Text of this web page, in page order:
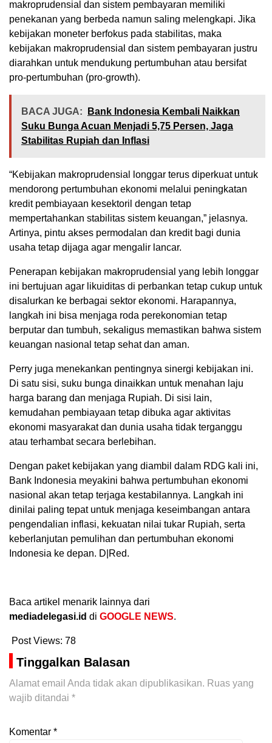
makroprudensial dan sistem pembayaran memiliki
penekanan yang berbeda namun saling melengkapi. Jika
kebijakan moneter berfokus pada stabilitas, maka
kebijakan makroprudensial dan sistem pembayaran justru
diarahkan untuk mendukung pertumbuhan atau bersifat
pro-pertumbuhan (pro-growth).
BACA JUGA:
Bank Indonesia Kembali Naikkan
Suku Bunga Acuan Menjadi 5,75 Persen, Jaga
Stabilitas Rupiah dan Inflasi
“Kebijakan makroprudensial longgar terus diperkuat untuk
mendorong pertumbuhan ekonomi melalui peningkatan
kredit pembiayaan kesektoril dengan tetap
mempertahankan stabilitas sistem keuangan,” jelasnya.
Artinya, pintu akses permodalan dan kredit bagi dunia
usaha tetap dijaga agar mengalir lancar.
Penerapan kebijakan makroprudensial yang lebih longgar
ini bertujuan agar likuiditas di perbankan tetap cukup untuk
disalurkan ke berbagai sektor ekonomi. Harapannya,
langkah ini bisa menjaga roda perekonomian tetap
berputar dan tumbuh, sekaligus memastikan bahwa sistem
keuangan nasional tetap sehat dan aman.
Perry juga menekankan pentingnya sinergi kebijakan ini.
Di satu sisi, suku bunga dinaikkan untuk menahan laju
harga barang dan menjaga Rupiah. Di sisi lain,
kemudahan pembiayaan tetap dibuka agar aktivitas
ekonomi masyarakat dan dunia usaha tidak terganggu
atau terhambat secara berlebihan.
Dengan paket kebijakan yang diambil dalam RDG kali ini,
Bank Indonesia meyakini bahwa pertumbuhan ekonomi
nasional akan tetap terjaga kestabilannya. Langkah ini
dinilai paling tepat untuk menjaga keseimbangan antara
pengendalian inflasi, kekuatan nilai tukar Rupiah, serta
keberlanjutan pemulihan dan pertumbuhan ekonomi
Indonesia ke depan. D|Red.
Baca artikel menarik lainnya dari
mediadelegasi.id di GOOGLE NEWS.
Post Views: 78
Tinggalkan Balasan
Alamat email Anda tidak akan dipublikasikan. Ruas yang
wajib ditandai *
Komentar *